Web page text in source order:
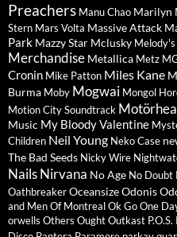
Preachers Manu Chao Marilyn
Stern Mars Volta Massive Attack
Park Mazzy Star Mclusky
Merchandise Metallica Metz
Cronin Mike Patton Miles Kane
Burma Moby Mogwai Mongol
Motion City Soundtrack
Music My Bloody Valentine
Children Neil Young Neko Case
The Bad Seeds Nicky Wire
Nails Nirvana No Age No Doubt
OathbreakerOceansizeOdonis
and MenOf MontrealOk GoOne
orwells Others OughtOutkast P.O.S.